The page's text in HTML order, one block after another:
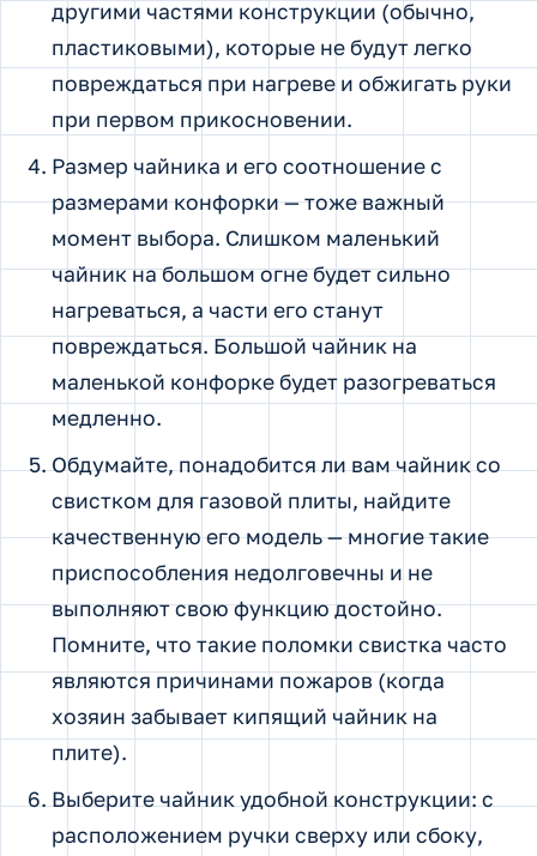
другими частями конструкции (обычно,
пластиковыми), которые не будут легко
повреждаться при нагреве и обжигать руки
при первом прикосновении.
Размер чайника и его соотношение с
размерами конфорки — тоже важный
момент выбора. Слишком маленький
чайник на большом огне будет сильно
нагреваться, а части его станут
повреждаться. Большой чайник на
маленькой конфорке будет разогреваться
медленно.
Обдумайте, понадобится ли вам чайник со
свистком для газовой плиты, найдите
качественную его модель — многие такие
приспособления недолговечны и не
выполняют свою функцию достойно.
Помните, что такие поломки свистка часто
являются причинами пожаров (когда
хозяин забывает кипящий чайник на
плите).
Выберите чайник удобной конструкции: с
расположением ручки сверху или сбоку,